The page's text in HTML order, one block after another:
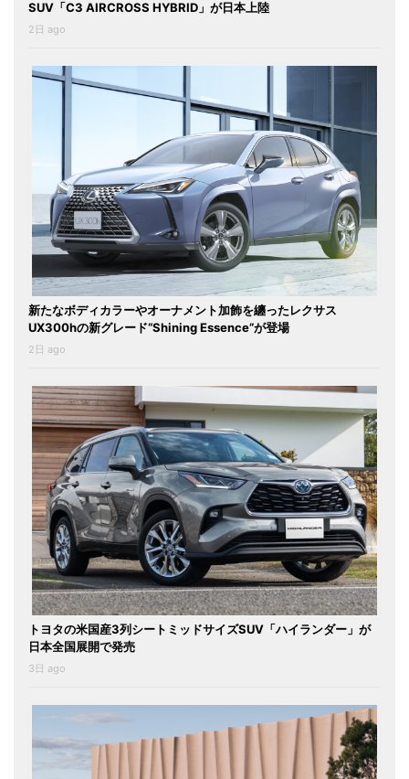
SUV「C3 AIRCROSS HYBRID」が日本上陸
2日 ago
新たなボディカラーやオーナメント加飾を纏ったレクサス
UX300hの新グレード“Shining Essence”が登場
2日 ago
トヨタの米国産3列シートミッドサイズSUV「ハイランダー」が
日本全国展開で発売
3日 ago